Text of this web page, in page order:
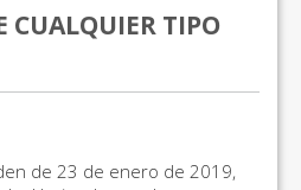
CUALQUIER TIPO
de 23 de enero de 2019,